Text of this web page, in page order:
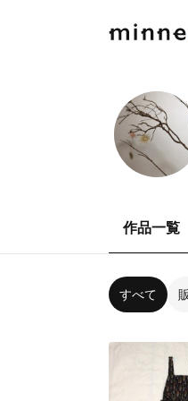
作品一覧
すべて